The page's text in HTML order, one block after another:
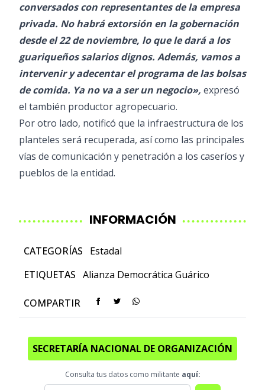
conversados con representantes de la empresa
privada. No habrá extorsión en la gobernación
desde el 22 de noviembre, lo que le dará a los
guariqueños salarios dignos. Además, vamos a
intervenir y adecentar el programa de las bolsas
de comida. Ya no va a ser un negocio», expresó
el también productor agropecuario.
Por otro lado, notificó que la infraestructura de los
planteles será recuperada, así como las principales
vías de comunicación y penetración a los caseríos y
pueblos de la entidad.
INFORMACIÓN
CATEGORÍAS
Estadal
ETIQUETAS Alianza Democrática Guárico
COMPARTIR
SECRETARÍA NACIONAL DE ORGANIZACIÓN
Consulta tus datos como militante aquí: